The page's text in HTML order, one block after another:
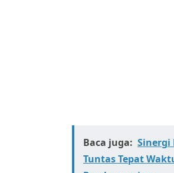
Baca juga: ​Sinergi
Tuntas Tepat